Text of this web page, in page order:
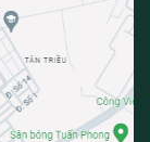
tối giản, phù
phòng. Màu
gian luôn gọn